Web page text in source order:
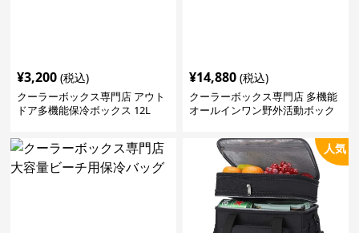
¥3,200 (税込)
クーラーボックス専門店 アウト
ドア多機能保冷ボックス 12L
¥14,880 (税込)
クーラーボックス専門店 多機能
オールインワン野外活動ボック
人気